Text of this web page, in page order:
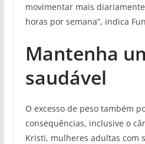
movimentar mais
horas por semana”, indica
Mantenha
saudável
O excesso de peso também
consequências, inclusive o
Kristi, mulheres adultas com